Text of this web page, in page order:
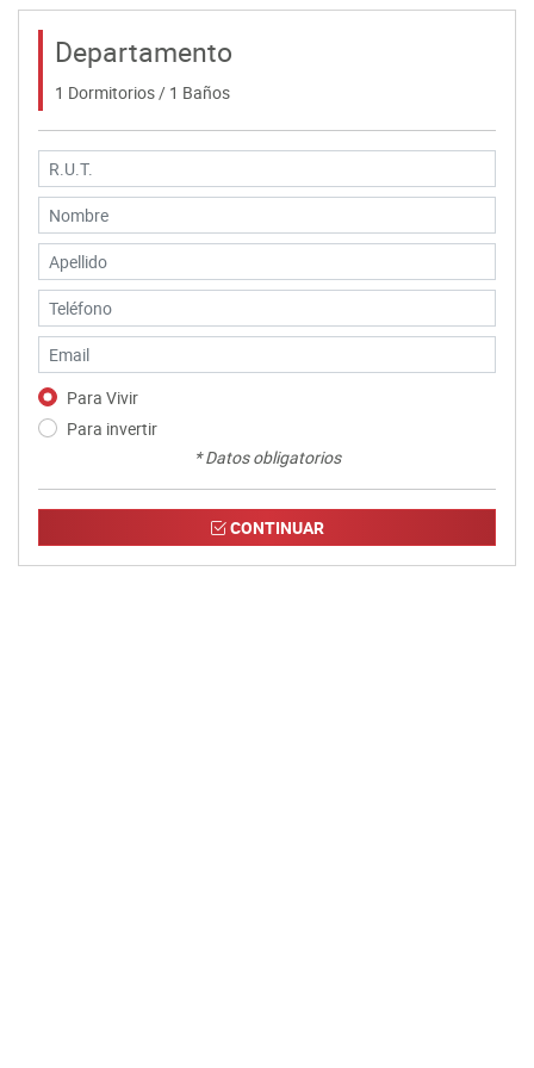
Departamento
1 Dormitorios / 1 Baños
Para Vivir
Para invertir
* Datos obligatorios
CONTINUAR